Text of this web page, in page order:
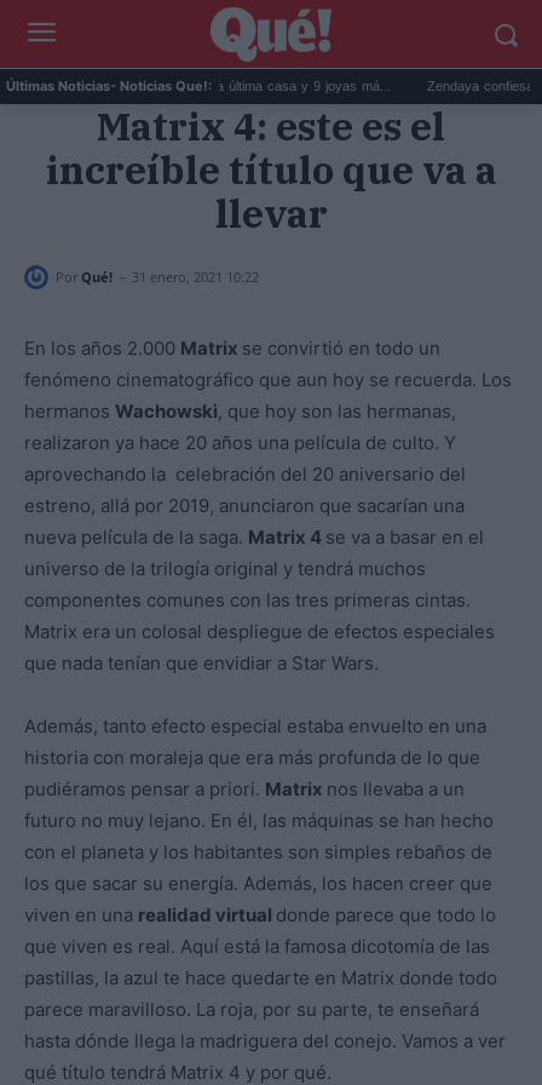
Últimas Noticias- Noticias Que!:
Estrenos de streaming: La última casa y 9 joyas má... Zendaya confiesa que
Matrix 4: este es el
increíble título que va a
llevar
Por Qué! - 31 enero, 2021 10:22
En los años 2.000 Matrix se convirtió en todo un
fenómeno cinematográfico que aun hoy se recuerda. Los
hermanos Wachowski, que hoy son las hermanas,
realizaron ya hace 20 años una película de culto. Y
aprovechando la celebración del 20 aniversario del
estreno, allá por 2019, anunciaron que sacarían una
nueva película de la saga. Matrix 4 se va a basar en el
universo de la trilogía original y tendrá muchos
componentes comunes con las tres primeras cintas.
Matrix era un colosal despliegue de efectos especiales
que nada tenían que envidiar a Star Wars.
Además, tanto efecto especial estaba envuelto en una
historia con moraleja que era más profunda de lo que
pudiéramos pensar a priori. Matrix nos llevaba a un
futuro no muy lejano. En él, las máquinas se han hecho
con el planeta y los habitantes son simples rebaños de
los que sacar su energía. Además, los hacen creer que
viven en una realidad virtual donde parece que todo lo
que viven es real. Aquí está la famosa dicotomía de las
pastillas, la azul te hace quedarte en Matrix donde todo
parece maravilloso. La roja, por su parte, te enseñará
hasta dónde llega la madriguera del conejo. Vamos a ver
qué título tendrá Matrix 4 y por qué.